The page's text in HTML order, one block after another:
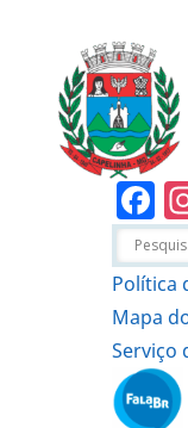
Política
Mapa
Serviço